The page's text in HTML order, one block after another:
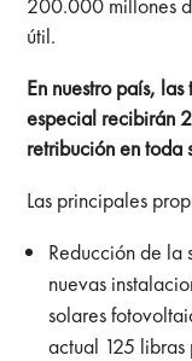
útil.
En nuestro país,
especial recibirán
retribución en toda
Las principales
Reducción de
nuevas
solares
actual 125